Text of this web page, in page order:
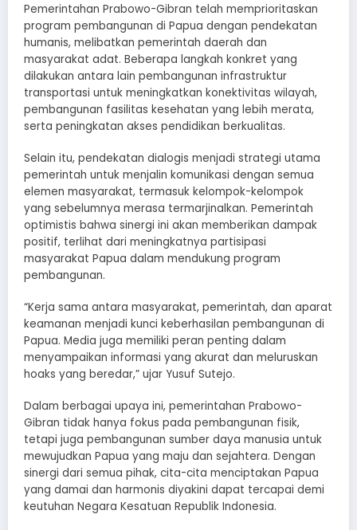
Pemerintahan Prabowo-Gibran telah memprioritaskan
program pembangunan di Papua dengan pendekatan
humanis, melibatkan pemerintah daerah dan
masyarakat adat. Beberapa langkah konkret yang
dilakukan antara lain pembangunan infrastruktur
transportasi untuk meningkatkan konektivitas wilayah,
pembangunan fasilitas kesehatan yang lebih merata,
serta peningkatan akses pendidikan berkualitas.
Selain itu, pendekatan dialogis menjadi strategi utama
pemerintah untuk menjalin komunikasi dengan semua
elemen masyarakat, termasuk kelompok-kelompok
yang sebelumnya merasa termarjinalkan. Pemerintah
optimistis bahwa sinergi ini akan memberikan dampak
positif, terlihat dari meningkatnya partisipasi
masyarakat Papua dalam mendukung program
pembangunan.
“Kerja sama antara masyarakat, pemerintah, dan aparat
keamanan menjadi kunci keberhasilan pembangunan di
Papua. Media juga memiliki peran penting dalam
menyampaikan informasi yang akurat dan meluruskan
hoaks yang beredar,” ujar Yusuf Sutejo.
Dalam berbagai upaya ini, pemerintahan Prabowo-
Gibran tidak hanya fokus pada pembangunan fisik,
tetapi juga pembangunan sumber daya manusia untuk
mewujudkan Papua yang maju dan sejahtera. Dengan
sinergi dari semua pihak, cita-cita menciptakan Papua
yang damai dan harmonis diyakini dapat tercapai demi
keutuhan Negara Kesatuan Republik Indonesia.